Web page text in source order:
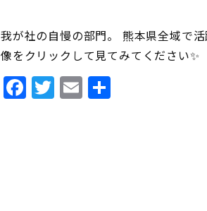
我が社の自慢の部門。 熊本県全域で
像をクリックして見てみてください✨
Facebook
TwitterEmail